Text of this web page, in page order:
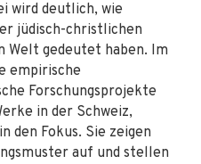
wird deutlich, wie
jüdisch-christlichen
Welt gedeutet haben. Im
empirische
Forschungsprojekte
in der Schweiz,
den Fokus. Sie zeigen
auf und stellen